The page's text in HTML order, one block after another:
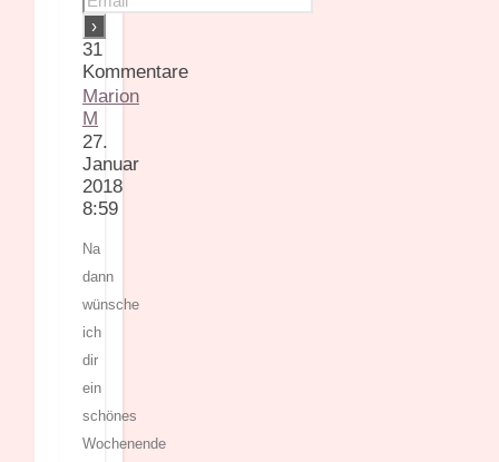
31
Kommentare
Marion
M
27.
Januar
2018
8:59
Na
dann
wünsche
ich
dir
ein
schönes
Wochenende